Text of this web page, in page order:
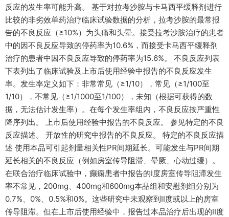
反应的发生率可能升高。 基于对拉考沙胺与卡马西平缓释剂进行
比较的非劣效单药治疗临床试验数据的分析，拉考沙胺的最常报
告的不良反应（≥10%）为头痛和头晕。接受拉考沙胺治疗的患者
中的因不良反应导致的停药率为10.6%，而接受卡马西平缓释剂
治疗的患者中因不良反应导致的停药率为15.6%。 不良反应列表
下表列出了临床试验及上市后使用经验中报告的不良反应发生
率。发生率定义如下：非常常见（≥1/10），常见（≥1/100至
1/10），不常见（≥1/1000至1/100），未知（根据可获得的数
据，无法估计发生率）。在每个发生率组内，不良反应按严重性
降序列出。 上市后使用经验中报告的不良反应。 参见特定的不良
反应描述。 开放性的研究中报告的不良反应。 特定的不良反应描
述 使用本品可引起剂量相关性PR间期延长。可能发生与PR间期
延长相关的不良反应（例如房室传导阻滞、晕厥、心动过缓）。
在联合治疗临床试验中，癫痫患者中报告的Ⅰ度房室传导阻滞发生
率不常见，200mg、400mg和600mg本品组和安慰剂组分别为
0.7%、0%、0.5%和0%。这些研究中未观察到II度或以上的房室
传导阻滞。但在上市后使用经验中，报告过本品治疗后出现的II度